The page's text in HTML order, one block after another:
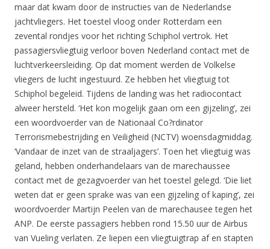
maar dat kwam door de instructies van de Nederlandse
jachtvliegers. Het toestel vloog onder Rotterdam een
zevental rondjes voor het richting Schiphol vertrok. Het
passagiersvliegtuig verloor boven Nederland contact met de
luchtverkeersleiding. Op dat moment werden de Volkelse
vliegers de lucht ingestuurd. Ze hebben het vliegtuig tot
Schiphol begeleid. Tijdens de landing was het radiocontact
alweer hersteld. ‘Het kon mogelijk gaan om een gijzeling’, zei
een woordvoerder van de Nationaal Co?rdinator
Terrorismebestrijding en Veiligheid (NCTV) woensdagmiddag.
‘Vandaar de inzet van de straaljagers’. Toen het vliegtuig was
geland, hebben onderhandelaars van de marechaussee
contact met de gezagvoerder van het toestel gelegd. ‘Die liet
weten dat er geen sprake was van een gijzeling of kaping’, zei
woordvoerder Martijn Peelen van de marechausee tegen het
ANP. De eerste passagiers hebben rond 15.50 uur de Airbus
van Vueling verlaten. Ze liepen een vliegtuigtrap af en stapten